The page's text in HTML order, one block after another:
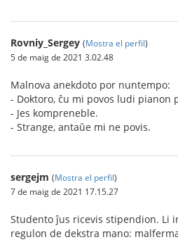
Rovniy_Sergey (Mostra el perfil)
5 de maig de 2021 3.02.48
Malnova anekdoto por nuntempo:
- Doktoro, ĉu mi povos ludi pianon
- Jes kompreneble.
- Strange, antaŭe mi ne povis.
sergejm (Mostra el perfil)
7 de maig de 2021 17.15.27
Studento ĵus ricevis stipendion. Li
regulon de dekstra mano: